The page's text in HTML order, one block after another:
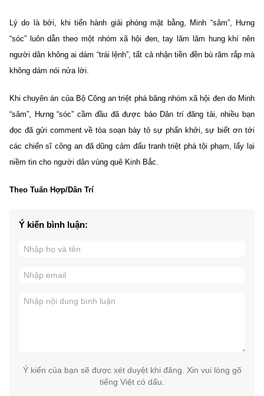
Lý do là bởi, khi tiến hành giải phóng mặt bằng, Minh “sâm”, Hưng
“sóc” luôn dẫn theo một nhóm xã hội đen, tay lăm lăm hung khí nên
người dân không ai dám “trái lệnh”, tất cả nhận tiền đền bù răm rắp mà
không dám nói nửa lời.
Khi chuyên án của Bộ Công an triệt phá băng nhóm xã hội đen do Minh
“sâm”, Hưng “sóc” cầm đầu đã được báo Dân trí đăng tải, nhiều bạn
đọc đã gửi comment về tòa soạn bày tỏ sự phấn khởi, sự biết ơn tới
các chiến sĩ công an đã dũng cảm đấu tranh triệt phá tội phạm, lấy lại
niềm tin cho người dân vùng quê Kinh Bắc.
Theo Tuấn Hợp/Dân Trí
Ý kiến bình luận:
Ý kiến của bạn sẽ được xét duyệt khi đăng. Xin vui lòng gõ
tiếng Việt có dấu.